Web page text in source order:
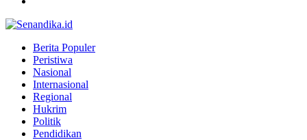
Berita Populer
Peristiwa
Nasional
Internasional
Regional
Hukrim
Politik
Pendidikan